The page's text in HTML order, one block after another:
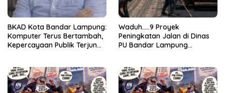
BKAD Kota Bandar Lampung:
Komputer Terus Bertambah,
Kepercayaan Publik Terjun
Waduh…..9 Proyek
Peningkatan Jalan di Dinas
PU Bandar Lampung